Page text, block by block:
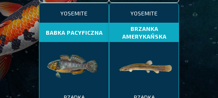
YOSEMITE
BABKA PACYFICZNA
YOSEMITE
BRZANKA
AMERYKAŃSKA